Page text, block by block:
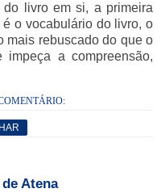
livro em si, a primeira
o vocabulário do livro, o
mais rebuscado do que o
a compreensão,
Atena